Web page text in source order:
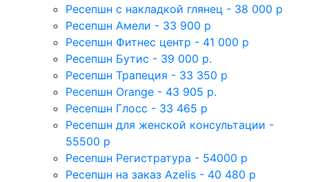
Ресепшн с накладкой глянец - 38 000 р
Ресепшн Амели - 33 900 р
Ресепшн Фитнес центр - 41 000 р
Ресепшн Бутис - 39 000 р.
Ресепшн Трапеция - 33 350 р
Ресепшн Orange - 43 905 р.
Ресепшн Глосс - 33 465 р
Ресепшн для женской консультации -
55500 р
Ресепшн Регистратура - 54000 р
Ресепшн на заказ Azelis - 40 480 р